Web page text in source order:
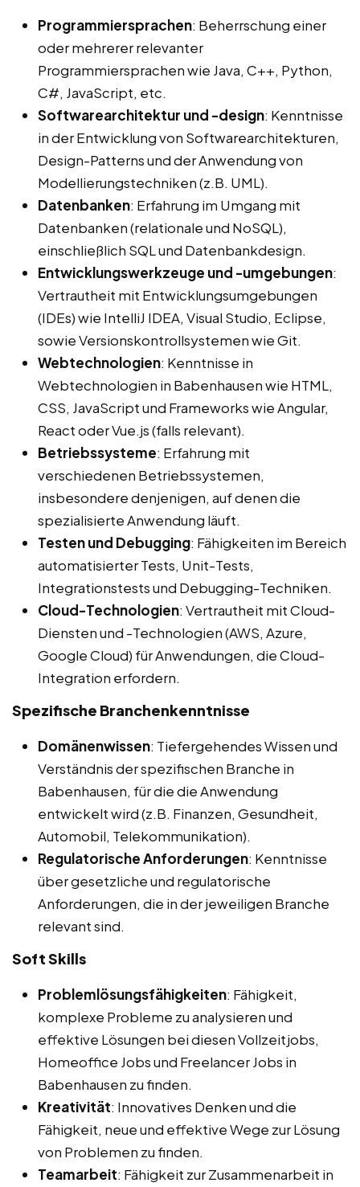
Programmiersprachen: Beherrschung einer
oder mehrerer relevanter
Programmiersprachen wie Java, C++, Python,
C#, JavaScript, etc.
Softwarearchitektur und -design: Kenntnisse
in der Entwicklung von Softwarearchitekturen,
Design-Patterns und der Anwendung von
Modellierungstechniken (z.B. UML).
Datenbanken: Erfahrung im Umgang mit
Datenbanken (relationale und NoSQL),
einschließlich SQL und Datenbankdesign.
Entwicklungswerkzeuge und -umgebungen:
Vertrautheit mit Entwicklungsumgebungen
(IDEs) wie IntelliJ IDEA, Visual Studio, Eclipse,
sowie Versionskontrollsystemen wie Git.
Webtechnologien: Kenntnisse in
Webtechnologien in Babenhausen wie HTML,
CSS, JavaScript und Frameworks wie Angular,
React oder Vue.js (falls relevant).
Betriebssysteme: Erfahrung mit
verschiedenen Betriebssystemen,
insbesondere denjenigen, auf denen die
spezialisierte Anwendung läuft.
Testen und Debugging: Fähigkeiten im Bereich
automatisierter Tests, Unit-Tests,
Integrationstests und Debugging-Techniken.
Cloud-Technologien: Vertrautheit mit Cloud-
Diensten und -Technologien (AWS, Azure,
Google Cloud) für Anwendungen, die Cloud-
Integration erfordern.
Spezifische Branchenkenntnisse
Domänenwissen: Tiefergehendes Wissen und
Verständnis der spezifischen Branche in
Babenhausen, für die die Anwendung
entwickelt wird (z.B. Finanzen, Gesundheit,
Automobil, Telekommunikation).
Regulatorische Anforderungen: Kenntnisse
über gesetzliche und regulatorische
Anforderungen, die in der jeweiligen Branche
relevant sind.
Soft Skills
Problemlösungsfähigkeiten: Fähigkeit,
komplexe Probleme zu analysieren und
effektive Lösungen bei diesen Vollzeitjobs,
Homeoffice Jobs und Freelancer Jobs in
Babenhausen zu finden.
Kreativität: Innovatives Denken und die
Fähigkeit, neue und effektive Wege zur Lösung
von Problemen zu finden.
Teamarbeit: Fähigkeit zur Zusammenarbeit in